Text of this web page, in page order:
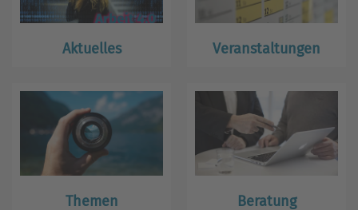
Aktuelles Veranstaltungen
Themen Beratung